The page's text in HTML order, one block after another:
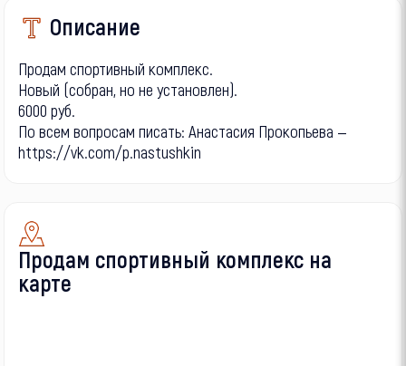
Описание
Продам спортивный комплекс.
Новый (собран, но не установлен).
6000 руб.
По всем вопросам писать: Анастасия Прокопьева —
https://vk.com/p.nastushkin
Продам спортивный комплекс на
карте